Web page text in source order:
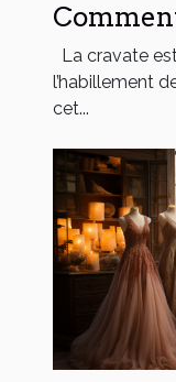
La cravate
l’habillement
cet...